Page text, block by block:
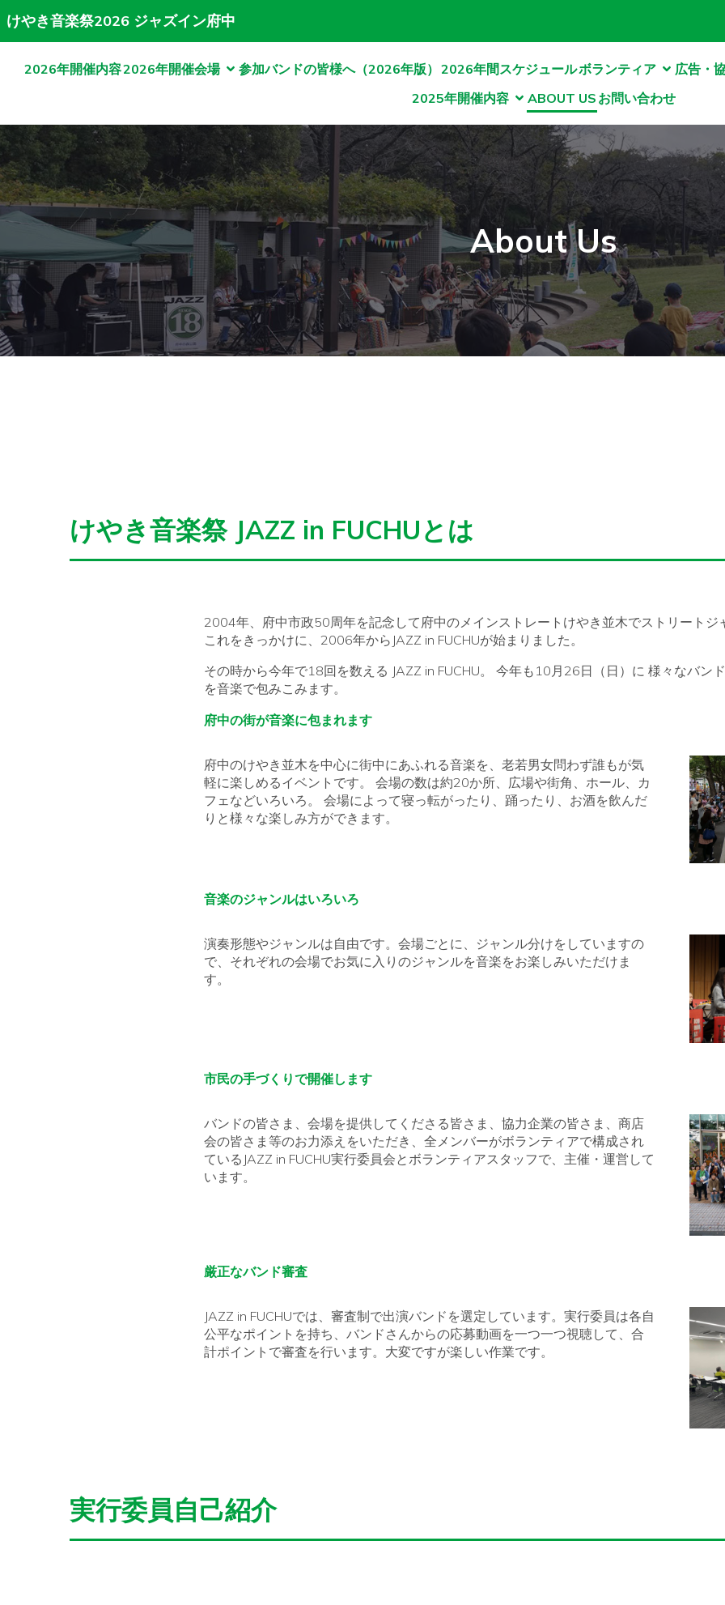
けやき音楽祭2026 ジャズイン府中
2026年開催内容2026年開催会場 参加バンドの皆様へ（2026年版） 2026年間スケジュールボランティア 広告・
2025年開催内容
ABOUT US お問い合わせ
About Us
けやき音楽祭 JAZZ in FUCHUとは
2004年、府中市政50周年を記念して府中のメインストレートけやき並木でストリートジ
これをきっかけに、2006年からJAZZ in FUCHUが始まりました。
その時から今年で18回を数える JAZZ in FUCHU。 今年も10月26日（日）に 様々なバン
を音楽で包みこみます。
府中の街が音楽に包まれます
府中のけやき並木を中心に街中にあふれる音楽を、老若男女問わず誰もが気
軽に楽しめるイベントです。 会場の数は約20か所、広場や街角、ホール、カ
フェなどいろいろ。 会場によって寝っ転がったり、踊ったり、お酒を飲んだ
りと様々な楽しみ方ができます。
音楽のジャンルはいろいろ
演奏形態やジャンルは自由です。会場ごとに、ジャンル分けをしていますの
で、それぞれの会場でお気に入りのジャンルを音楽をお楽しみいただけま
す。
市民の手づくりで開催します
バンドの皆さま、会場を提供してくださる皆さま、協力企業の皆さま、商店
会の皆さま等のお力添えをいただき、全メンバーがボランティアで構成され
ているJAZZ in FUCHU実行委員会とボランティアスタッフで、主催・運営して
います。
厳正なバンド審査
JAZZ in FUCHUでは、審査制で出演バンドを選定しています。実行委員は各自
公平なポイントを持ち、バンドさんからの応募動画を一つ一つ視聴して、合
計ポイントで審査を行います。大変ですが楽しい作業です。
実行委員自己紹介